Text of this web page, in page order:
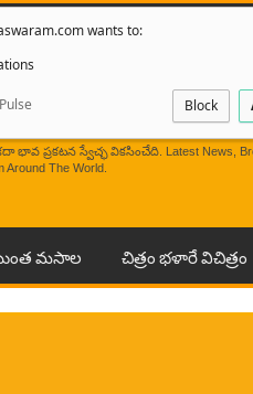
wants to:
Block
మొదటి పేజి మా గురించి
భావ ప్రకటన స్వేచ్ఛ వికసించేది. Latest News,
Around The World.
మసాల చిత్రం భళారే విచిత్రం